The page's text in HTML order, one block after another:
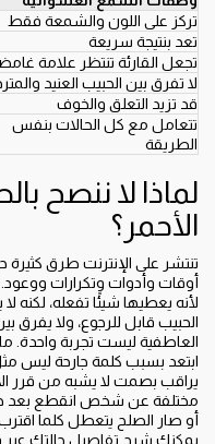
تركز على اللون والشمعة فقط
تعد بنتيجة سريعة
تجعل القارئة تنتظر علامة
لا تفرق بين الحبيب العنيد
قد تزيد التعلق والخوف
تتعامل مع كل الحالات بنفس
الطريقة
لماذا لا ننصح
الأحمر؟
تنتشر على الإنترنت طرق كثيرة
أوقات وأدوات وتكرارات
لأنه يعطيها شيئًا تفعله،
الحبيب قابل للرجوع، ولا يفرق
العاطفية ليست تجربة واحدة.
ابتعد بسبب كلمة جارحة ليس
يراقب بصمت لا يشبه من قرر
مختلفة عن شخص انقطع بعد
أو صار الصلح يتعطل كلما
يمكنك شرح تفاصيل حالتك عبر